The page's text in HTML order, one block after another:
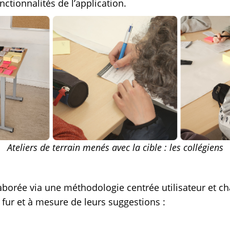
de l’application.
Ateliers de terrain menés avec la cible : les collégiens
via une méthodologie centrée utilisateur et
et à mesure de leurs suggestions :